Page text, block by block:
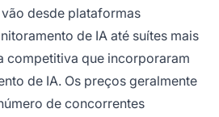
desde plataformas
de IA até suítes mais
competitiva que incorporaram
de IA. Os preços geralmente
de concorrentes